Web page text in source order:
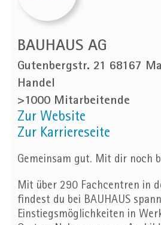
BAUHAUS AG
Gutenbergstr. 21 68167
Handel
>1000 Mitarbeitende
Zur Website
Zur Karriereseite
Gemeinsam gut. Mit dir noch
Mit über 290 Fachcentren in
findest du bei BAUHAUS
Einstiegsmöglichkeiten in